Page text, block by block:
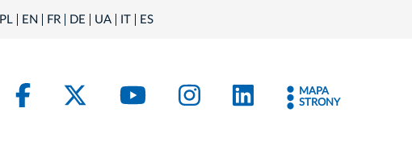
PL EN FR DE UA IT ES
FacebookKraków - X
Kraków - YouTube
Kraków - Instagram
Kraków -
MAPA
STRONY